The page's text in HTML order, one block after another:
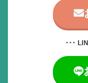
･･･